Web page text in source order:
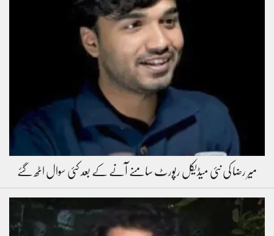
میر رضا کی نئی میڈیکل رپورٹ سامنے آنے کے بعد کئی سوال اٹھ گئے